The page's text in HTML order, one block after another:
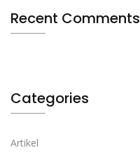
Recent Comments
Categories
Artikel